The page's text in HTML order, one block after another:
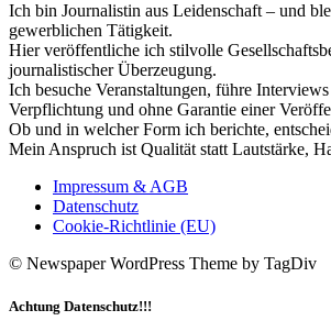
Ich bin Journalistin aus Leidenschaft – und
gewerblichen Tätigkeit.
Hier veröffentliche ich stilvolle
journalistischer Überzeugung.
Ich besuche Veranstaltungen, führe
Verpflichtung und ohne Garantie einer
Ob und in welcher Form ich berichte,
Mein Anspruch ist Qualität statt Lautstärke,
Impressum & AGB
Datenschutz
Cookie-Richtlinie (EU)
© Newspaper WordPress Theme by TagDiv
Achtung Datenschutz!!!